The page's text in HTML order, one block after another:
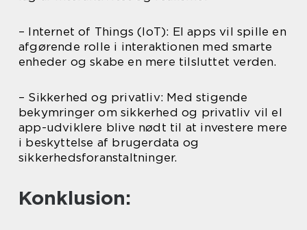
– Internet of Things (IoT): El apps vil spille en
afgørende rolle i interaktionen med smarte
enheder og skabe en mere tilsluttet verden.
– Sikkerhed og privatliv: Med stigende
bekymringer om sikkerhed og privatliv vil el
app-udviklere blive nødt til at investere mere
i beskyttelse af brugerdata og
sikkerhedsforanstaltninger.
Konklusion: